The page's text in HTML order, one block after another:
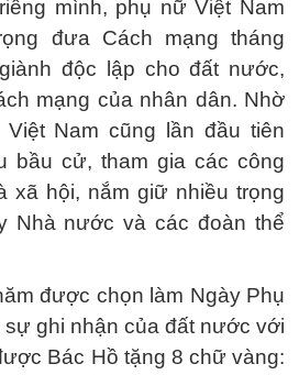
mình, phụ nữ Việt Nam
đưa Cách mạng tháng
độc lập cho đất nước,
mạng của nhân dân. Nhờ
Nam cũng lần đầu tiên
bầu cử, tham gia các công
xã hội, nắm giữ nhiều trọng
Nhà nước và các đoàn thể
được chọn làm Ngày Phụ
sự ghi nhận của đất nước với
Bác Hồ tặng 8 chữ vàng: